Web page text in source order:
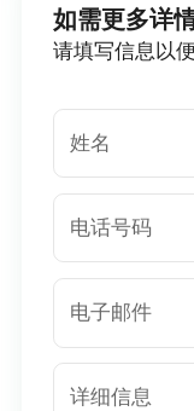
如需更多详
请填写信息以
姓名
电话号码
电子邮件
详细信息